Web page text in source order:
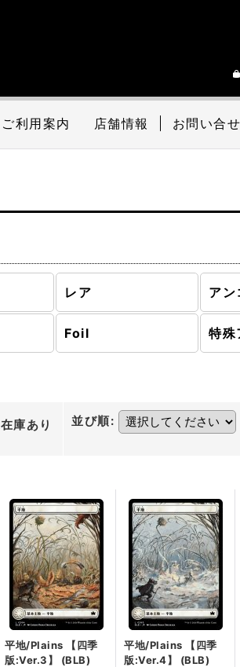
ご利用案内 店舗情報 お問い合せ
レア アン
Foil 特殊
在庫あり 並び順:
平地/Plains 【四季
版:Ver.3】 (BLB)
平地/Plains 【四季
版:Ver.4】 (BLB)